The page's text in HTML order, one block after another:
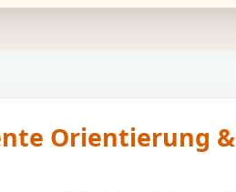
Orientierung &